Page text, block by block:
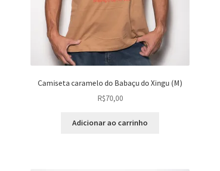
Camiseta caramelo do Babaçu do Xingu (M)
R$70,00
Adicionar ao carrinho